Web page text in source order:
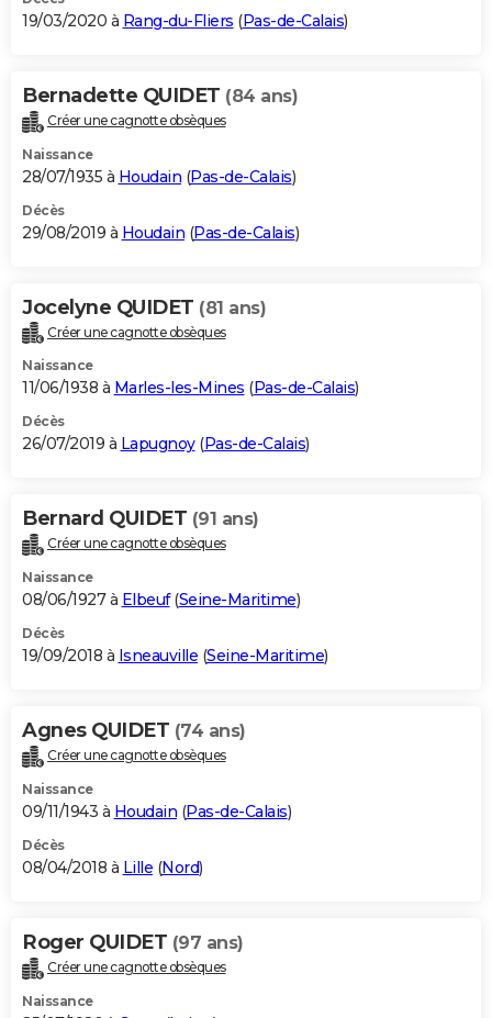
19/03/2020 à Rang-du-Fliers (Pas-de-Calais)
Bernadette QUIDET (84 ans)
Créer une cagnotte obsèques
Naissance
28/07/1935 à Houdain (Pas-de-Calais)
Décès
29/08/2019 à Houdain (Pas-de-Calais)
Jocelyne QUIDET (81 ans)
Créer une cagnotte obsèques
Naissance
11/06/1938 à Marles-les-Mines (Pas-de-Calais)
Décès
26/07/2019 à Lapugnoy(Pas-de-Calais)
Bernard QUIDET (91 ans)
Créer une cagnotte obsèques
Naissance
08/06/1927 à Elbeuf(Seine-Maritime)
Décès
19/09/2018 à Isneauville (Seine-Maritime)
Agnes QUIDET (74 ans)
Créer une cagnotte obsèques
Naissance
09/11/1943 à Houdain (Pas-de-Calais)
Décès
08/04/2018 à Lille (Nord)
Roger QUIDET (97 ans)
Créer une cagnotte obsèques
Naissance